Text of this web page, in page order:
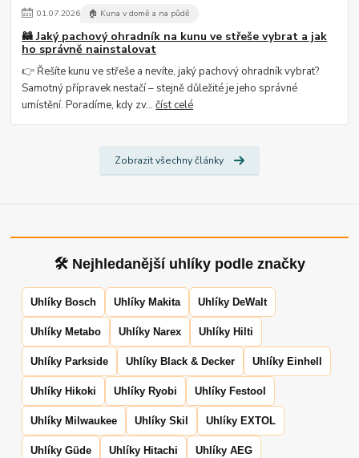
01.07.2026 🏠 Kuna v domě a na půdě
🦝 Jaký pachový ohradník na kunu ve střeše vybrat a jak
ho správně nainstalovat
👉 Řešíte kunu ve střeše a nevíte, jaký pachový ohradník vybrat?
Samotný přípravek nestačí – stejně důležité je jeho správné
umístění. Poradíme, kdy zv...číst celé
Zobrazit všechny články
🛠 Nejhledanější uhlíky podle značky
Uhlíky Bosch Uhlíky Makita Uhlíky DeWalt
Uhlíky Metabo Uhlíky Narex Uhlíky Hilti
Uhlíky Parkside Uhlíky Black & Decker Uhlíky Einhell
Uhlíky Hikoki Uhlíky Ryobi Uhlíky Festool
Uhlíky Milwaukee Uhlíky Skil Uhlíky EXTOL
Uhlíky Güde Uhlíky Hitachi Uhlíky AEG